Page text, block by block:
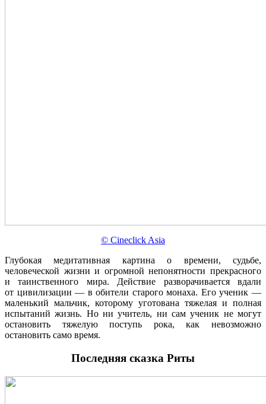
© Cineclick Asia
Глубокая медитативная картина о времени, судьбе,
человеческой жизни и огромной непонятности прекрасного
и таинственного мира. Действие разворачивается вдали
от цивилизации — в обители старого монаха. Его ученик —
маленький мальчик, которому уготована тяжелая и полная
испытаний жизнь. Но ни учитель, ни сам ученик не могут
остановить тяжелую поступь рока, как невозможно
остановить само время.
Последняя сказка Риты